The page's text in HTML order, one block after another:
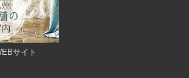
サイト